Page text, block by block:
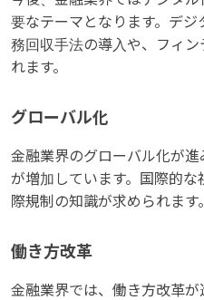
要なテーマとなります。デ
務回収手法の導入や、フィ
れます。
グローバル化
金融業界のグローバル化が進
が増加しています。国際的
際規制の知識が求められます。
働き方改革
金融業界では、働き方改革